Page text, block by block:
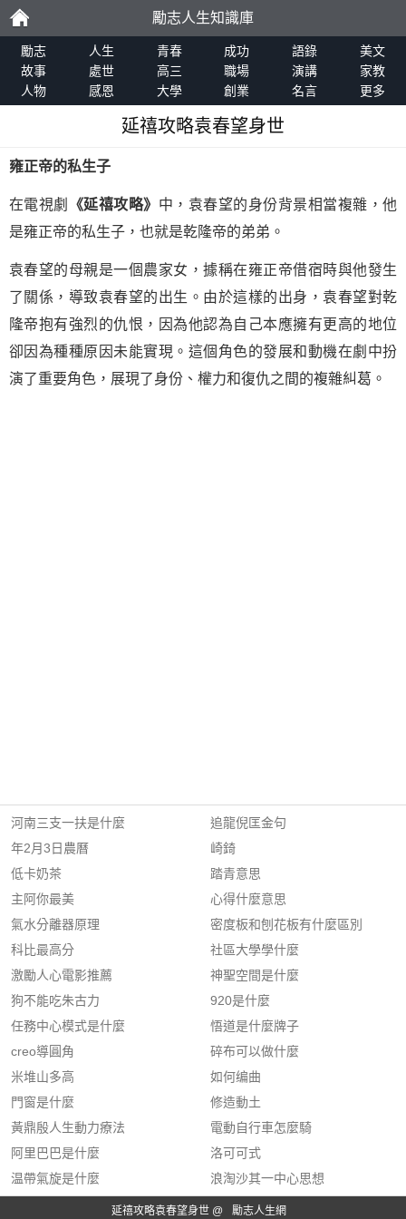
勵
志
勵志人生知識庫
勵志 人生 青春 成功 語錄
美文
故事
處世 高三 職場 演講
家教
人物
感恩 大學 創業 名言 更多
延禧攻略袁春望身世
雍正帝的私生子
在電視劇 《延禧攻略》 中，袁春望的身份背景相當複雜，他
是雍正帝的私生子，也就是乾隆帝的弟弟。
袁春望的母親是一個農家女，據稱在雍正帝借宿時與他發生
了關係，導致袁春望的出生。由於這樣的出身，袁春望對乾
隆帝抱有強烈的仇恨，因為他認為自己本應擁有更高的地位
卻因為種種原因未能實現。這個角色的發展和動機在劇中扮
演了重要角色，展現了身份、權力和復仇之間的複雜糾葛。
河南三支一扶是什麼
年2月3日農曆
低卡奶茶
主阿你最美
氣水分離器原理
科比最高分
激勵人心電影推薦
狗不能吃朱古力
任務中心模式是什麼
creo導圓角
米堆山多高
門窗是什麼
黃鼎殷人生動力療法
阿里巴巴是什麼
温帶氣旋是什麼
追龍倪匡金句
崎錡
踏青意思
心得什麼意思
密度板和刨花板有什麼區別
社區大學學什麼
神聖空間是什麼
920是什麼
悟道是什麼牌子
碎布可以做什麼
如何编曲
修造動土
電動自行車怎麼騎
洛可可式
浪淘沙其一中心思想
延禧攻略袁春望身世 @ 勵志人生網